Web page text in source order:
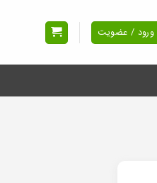
ورود / عضویت